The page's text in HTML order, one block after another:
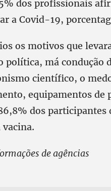
dos profissionais
a Covid-19,
os motivos que
política, má condução
científico, o
equipamentos de
dos
vacina.
de agências